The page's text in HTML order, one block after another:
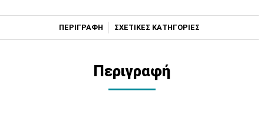
ΠΕΡΙΓΡΑΦΗ ΣΧΕΤΙΚΕΣ ΚΑΤΗΓΟΡΙΕΣ
Περιγραφή